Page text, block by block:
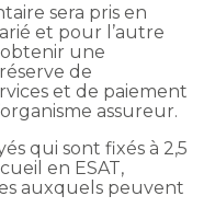
sera pris en
et pour l’autre
obtenir une
de
et de paiement
assureur.
qui sont fixés à 2,5
en ESAT,
auxquels peuvent